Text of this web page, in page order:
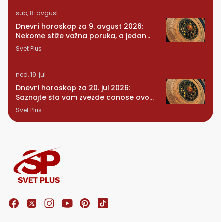
sub, 8. avgust
Dnevni horoskop za 9. avgust 2026:
Nekome stiže važna poruka, a jedan
znak konačno preseca
Svet Plus
ned, 19. jul
Dnevni horoskop za 20. jul 2026:
Saznajte šta vam zvezde donose ovog
ponedeljka
Svet Plus